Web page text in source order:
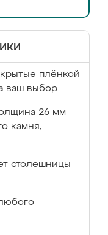
плёнкой
ваш выбор
26 мм
камня,
столешницы